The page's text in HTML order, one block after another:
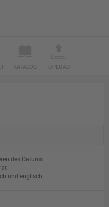
KATALOG UPLOAD
des Datums
und englisch